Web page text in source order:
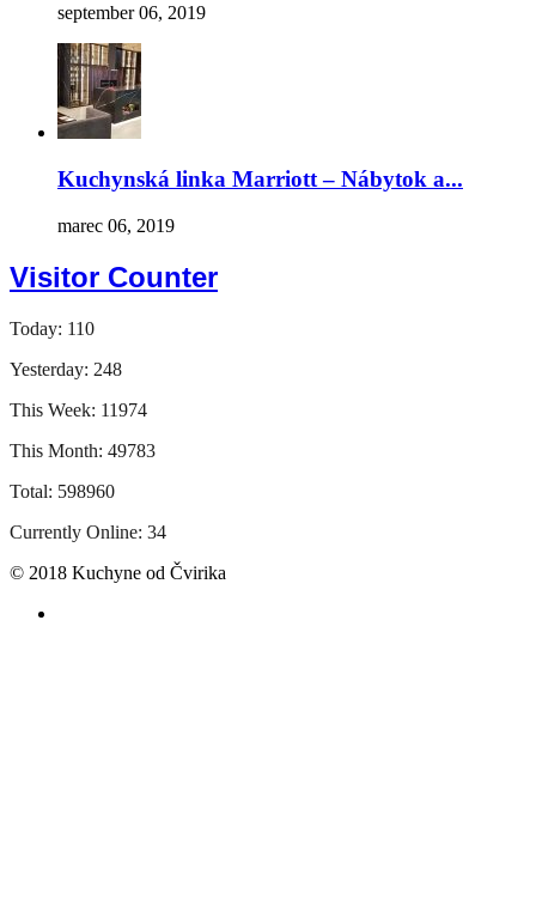
september 06, 2019
Kuchynská linka Marriott – Nábytok a...
marec 06, 2019
Visitor Counter
Today: 110
Yesterday: 248
This Week: 11974
This Month: 49783
Total: 598960
Currently Online: 34
© 2018 Kuchyne od Čvirika